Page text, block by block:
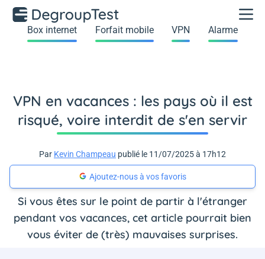
Box internet Forfait mobile VPN Alarme
VPN en vacances : les pays où il est
risqué, voire interdit de s'en servir
Par Kevin Champeau publié le 11/07/2025 à 17h12
Ajoutez-nous à vos favoris
Si vous êtes sur le point de partir à l'étranger
pendant vos vacances, cet article pourrait bien
vous éviter de (très) mauvaises surprises.